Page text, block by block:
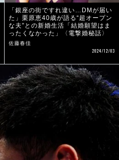
「銀座の街ですれ違い…DMが届い
た」栗原恵40歳が語る“超オープン
な夫”との新婚生活「結婚願望はま
ったくなかった」〈電撃婚秘話〉
佐藤春佳
2024/12/03